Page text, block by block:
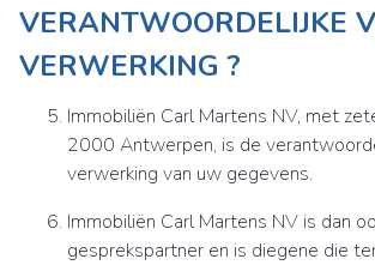
VERANTWOORDELIJKE
VERWERKING ?
Immobiliën Carl Martens NV, met
2000 Antwerpen, is de
verwerking van uw gegevens.
Immobiliën Carl Martens NV is dan
gesprekspartner en is diegene die